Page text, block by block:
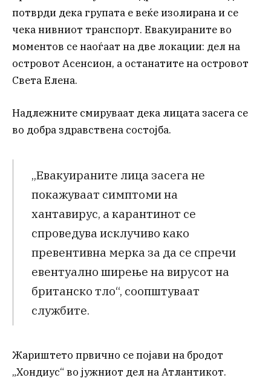
потврди дека групата е веќе изолирана и се
чека нивниот транспорт. Евакуираните во
моментов се наоѓаат на две локации: дел на
островот Асенсион, а останатите на островот
Света Елена.
Надлежните смируваат дека лицата засега се
во добра здравствена состојба.
„Евакуираните лица засега не
покажуваат симптоми на
хантавирус, а карантинот се
спроведува исклучиво како
превентивна мерка за да се спречи
евентуално ширење на вирусот на
британско тло“, соопштуваат
службите.
Жариштето првично се појави на бродот
„Хондиус“ во јужниот дел на Атлантикот.